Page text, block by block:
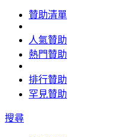
贊助清單
人氣贊助
熱門贊助
排行贊助
罕見贊助
搜尋